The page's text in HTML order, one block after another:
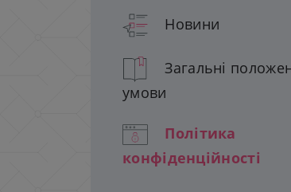
Новини
Загальні
умови
Політика
конфіденційності